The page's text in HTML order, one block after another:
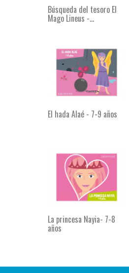
Búsqueda del tesoro El
Mago Lineus -...
El hada Alaé - 7-9 años
La princesa Nayia- 7-8
años